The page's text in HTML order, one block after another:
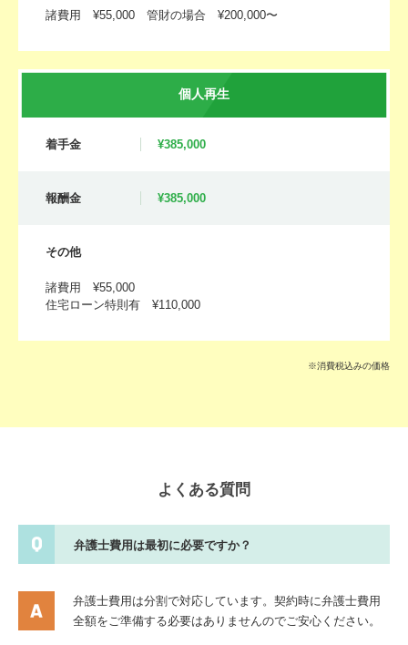
諸費用 ¥55,000 管財の場合 ¥200,000〜
個人再生
着手金 ¥385,000
報酬金 ¥385,000
その他
諸費用 ¥55,000
住宅ローン特則有 ¥110,000
※消費税込みの価格
よくある質問
弁護士費用は最初に必要ですか？
弁護士費用は分割で対応しています。契約時に弁護士費用
全額をご準備する必要はありませんのでご安心ください。